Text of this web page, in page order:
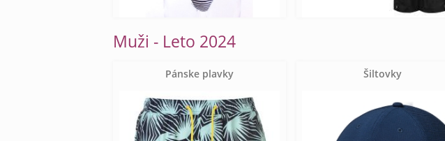
Muži - Leto 2024
Pánske plavky Šiltovky